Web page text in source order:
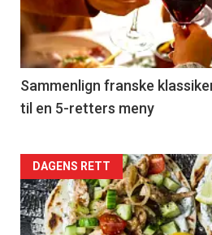
nå
-
5
Sammenlign franske
til en 5-retters meny
Forsiden
akkurat
DAGENS RETT